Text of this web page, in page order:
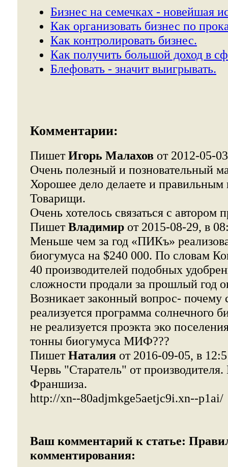
Бизнес на семечках - новейшая
Как организовать бизнес по
Как контролировать бизнес.
Как получить большой доход в
Блефовать - значит выигрывать.
Комментарии:
ПишетИгорь Малахов от 2012-05-
Очень полезный и позновательный
Хорошее дело делаете и правильным
Товарищи.
Очень хотелось связаться с автором
ПишетВладимир от 2015-08-29, в
Меньше чем за год «ПИКъ»
биогумуса на $240 000. По словам
40 производителей подобных
сложности продали за прошлый год
Возникает законный вопрос- почему
реализуется программа солнечного
не реализуется проэкта эко
тонны биогумуса МИФ???
ПишетНаталия от 2016-09-05, в
Червь "Старатель" от
Франшиза.
http://xn--80adjmkge5aetjc9i.xn--p1ai/
Ваш комментарий к статье:
комментирования: